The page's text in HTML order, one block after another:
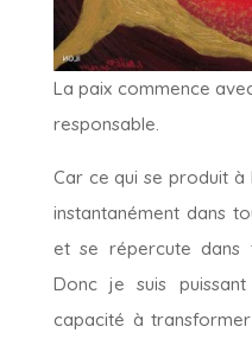
La paix commence
responsable.
Car ce qui se produit à
instantanément dans
et se répercute dans
Donc je suis
capacité à